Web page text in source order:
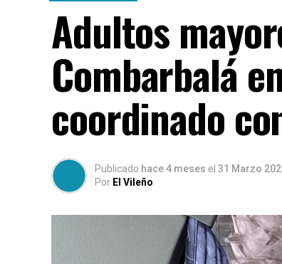
Adultos
Combarbalá
coordinado
Publicado hace 4 meses el 31 Marzo
Por El Vileño